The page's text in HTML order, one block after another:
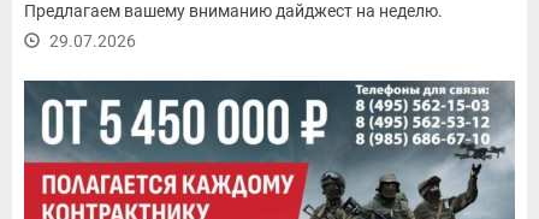
Предлагаем вашему вниманию дайджест на неделю.
29.07.2026